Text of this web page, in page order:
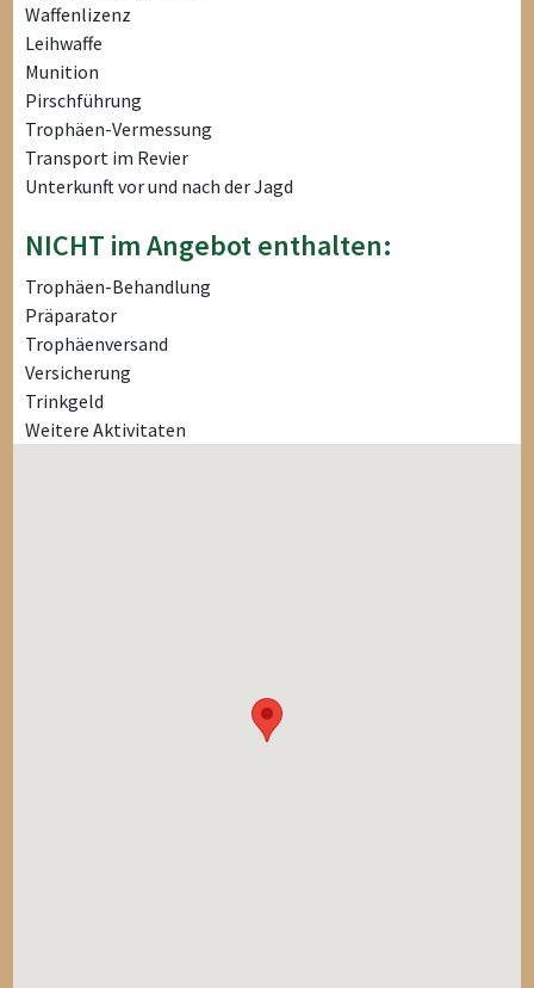
Waffenlizenz
Leihwaffe
Munition
Pirschführung
Trophäen-Vermessung
Transport im Revier
Unterkunft vor und nach der Jagd
NICHT im Angebot enthalten:
Trophäen-Behandlung
Präparator
Trophäenversand
Versicherung
Trinkgeld
Weitere Aktivitaten